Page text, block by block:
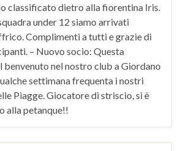
classificato dietro alla fiorentina Iris.
under 12 siamo arrivati
Complimenti a tutti e grazie di
– Nuovo socio: Questa
benvenuto nel nostro club a Giordano
settimana frequenta i nostri
Piagge. Giocatore di striscio, si è
alla petanque!!